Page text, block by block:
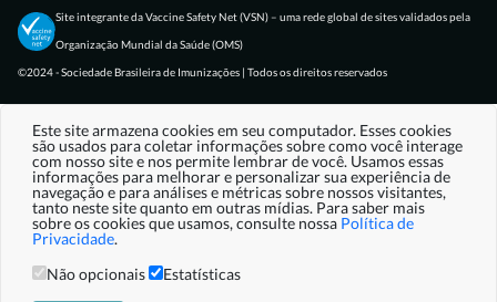
Site integrante da Vaccine Safety Net (VSN) – uma rede global de sites validados pela
Organização Mundial da Saúde (OMS)
©2024 - Sociedade Brasileira de Imunizações | Todos os direitos reservados
Este site armazena cookies em seu computador. Esses cookies
são usados para coletar informações sobre como você interage
com nosso site e nos permite lembrar de você. Usamos essas
informações para melhorar e personalizar sua experiência de
navegação e para análises e métricas sobre nossos visitantes,
tanto neste site quanto em outras mídias. Para saber mais
sobre os cookies que usamos, consulte nossa Política de
Privacidade.
Não opcionais
Estatísticas